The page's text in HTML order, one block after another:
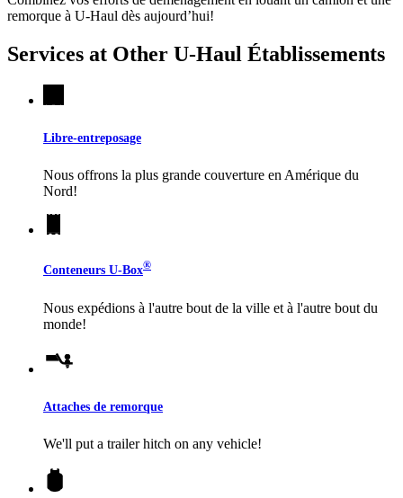
remorque à U-Haul dès aujourd’hui!
Services at Other U-Haul Établissements
Libre-entreposage
Nous offrons la plus grande couverture en Amérique du
Nord!
Conteneurs U-Box®
Nous expédions à l'autre bout de la ville et à l'autre bout du
monde!
Attaches de remorque
We'll put a trailer hitch on any vehicle!